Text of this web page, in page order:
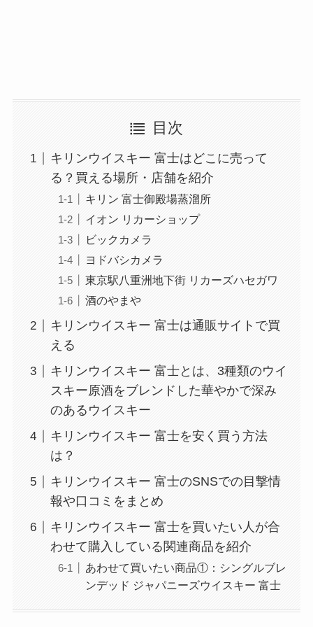
目次
キリンウイスキー 富士はどこに売って
る？買える場所・店舗を紹介
キリン 富士御殿場蒸溜所
イオン リカーショップ
ビックカメラ
ヨドバシカメラ
東京駅八重洲地下街 リカーズハセガワ
酒のやまや
キリンウイスキー 富士は通販サイトで買
える
キリンウイスキー 富士とは、3種類のウイ
スキー原酒をブレンドした華やかで深み
のあるウイスキー
キリンウイスキー 富士を安く買う方法
は？
キリンウイスキー 富士のSNSでの目撃情
報や口コミをまとめ
キリンウイスキー 富士を買いたい人が合
わせて購入している関連商品を紹介
あわせて買いたい商品①：シングルブレ
ンデッド ジャパニーズウイスキー 富士